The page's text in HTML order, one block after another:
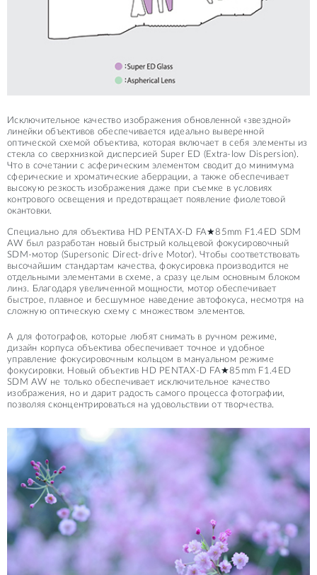
Исключительное качество изображения обновленной «звездной»
линейки объективов обеспечивается идеально выверенной
оптической схемой объектива, которая включает в себя элементы из
стекла со сверхнизкой дисперсией Super ED (Extra-low Dispersion).
Что в сочетании с асферическим элементом сводит до минимума
сферические и хроматические аберрации, а также обеспечивает
высокую резкость изображения даже при съемке в условиях
контрового освещения и предотвращает появление фиолетовой
окантовки.
Специально для объектива HD PENTAX-D FA★85mm F1.4ED SDM
AW был разработан новый быстрый кольцевой фокусировочный
SDM-мотор (Supersonic Direct-drive Motor). Чтобы соответствовать
высочайшим стандартам качества, фокусировка производится не
отдельными элементами в схеме, а сразу целым основным блоком
линз. Благодаря увеличенной мощности, мотор обеспечивает
быстрое, плавное и бесшумное наведение автофокуса, несмотря на
сложную оптическую схему с множеством элементов.
А для фотографов, которые любят снимать в ручном режиме,
дизайн корпуса объектива обеспечивает точное и удобное
управление фокусировочным кольцом в мануальном режиме
фокусировки. Новый объектив HD PENTAX-D FA★85mm F1.4ED
SDM AW не только обеспечивает исключительное качество
изображения, но и дарит радость самого процесса фотографии,
позволяя сконцентрироваться на удовольствии от творчества.